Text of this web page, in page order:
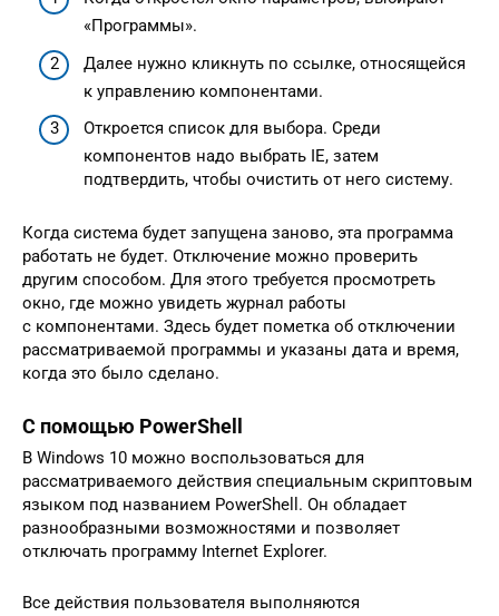
«Программы».
Далее нужно кликнуть по ссылке, относящейся
к управлению компонентами.
Откроется список для выбора. Среди
компонентов надо выбрать IE, затем
подтвердить, чтобы очистить от него систему.
Когда система будет запущена заново, эта программа
работать не будет. Отключение можно проверить
другим способом. Для этого требуется просмотреть
окно, где можно увидеть журнал работы
с компонентами. Здесь будет пометка об отключении
рассматриваемой программы и указаны дата и время,
когда это было сделано.
С помощью PowerShell
В Windows 10 можно воспользоваться для
рассматриваемого действия специальным скриптовым
языком под названием PowerShell. Он обладает
разнообразными возможностями и позволяет
отключать программу Internet Explorer.
Все действия пользователя выполняются